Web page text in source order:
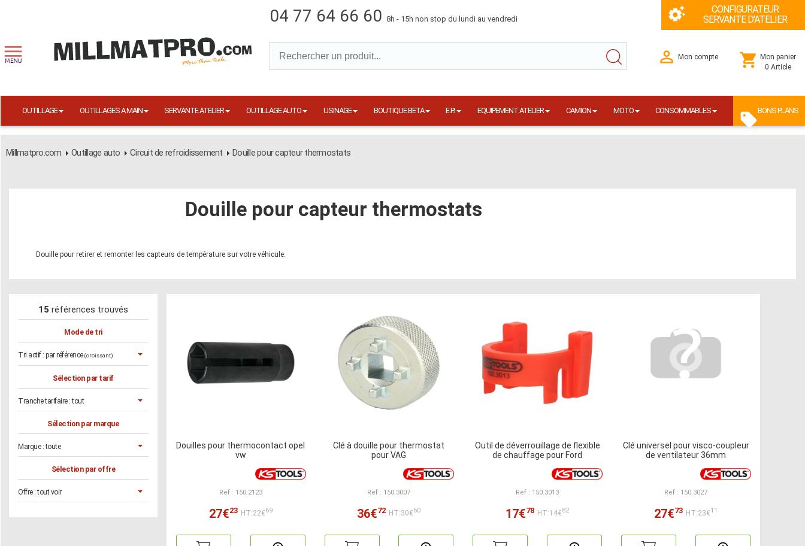
04 77 64 66 60 8h - 15h non stop du lundi au vendredi
CONFIGURATEUR
SERVANTE D'ATELIER
Mon compte
Mon panier
0 Article
OUTILLAGE OUTILLAGES A MAIN SERVANTE ATELIER OUTILLAGE AUTO USINAGE BOUTIQUE BETA E.P.I EQUIPEMENT ATELIER CAMION MOTO CONSOMMABLES BONS PLANS
Millmatpro.com Outillage auto Circuit de refroidissement Douille pour capteur thermostats
Douille pour capteur thermostats
Douille pour retirer et remonter les capteurs de température sur votre véhicule.
15 références trouvés
Mode de tri
Tri actif : par référence (croissant)
Sélection par tarif
Tranche tarifaire :tout
Sélection par marque
Marque :toute
Sélection par offre
Offre :tout voir
Douilles pour thermocontact opel
vw
Ref : 150.2123
27€23 HT:22€69
Clé à douille pour thermostat
pour VAG
Ref : 150.3007
36€72 HT:30€60
Outil de déverrouillage de flexible
de chauffage pour Ford
Ref : 150.3013
17€78 HT:14€82
Clé universel pour visco-coupleur
de ventilateur 36mm
Ref : 150.3027
27€73 HT:23€11